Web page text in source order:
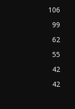
106
99
62
55
42
42